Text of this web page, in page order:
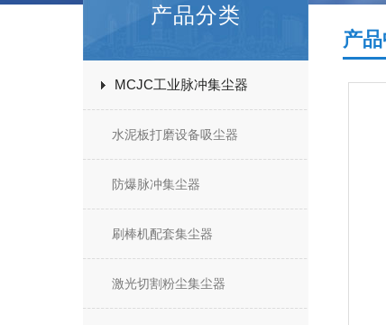
产品分类
MCJC工业脉冲集尘器
水泥板打磨设备吸尘器
防爆脉冲集尘器
刷棒机配套集尘器
激光切割粉尘集尘器
产